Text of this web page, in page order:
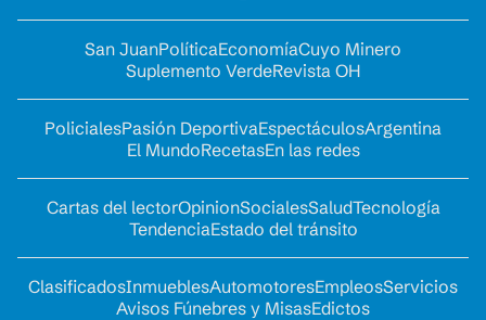
San JuanPolíticaEconomíaCuyo Minero
Suplemento VerdeRevista OH
PolicialesPasión DeportivaEspectáculosArgentina
El MundoRecetasEn las redes
Cartas del lectorOpinionSocialesSaludTecnología
TendenciaEstado del tránsito
ClasificadosInmueblesAutomotoresEmpleosServicios
Avisos Fúnebres y MisasEdictos